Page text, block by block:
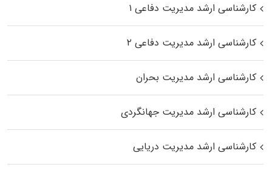
کارشناسی ارشد مدیریت دفاعی ۱
کارشناسی ارشد مدیریت دفاعی ۲
کارشناسی ارشد مدیریت بحران
کارشناسی ارشد مدیریت جهانگردی
کارشناسی ارشد مدیریت دریایی